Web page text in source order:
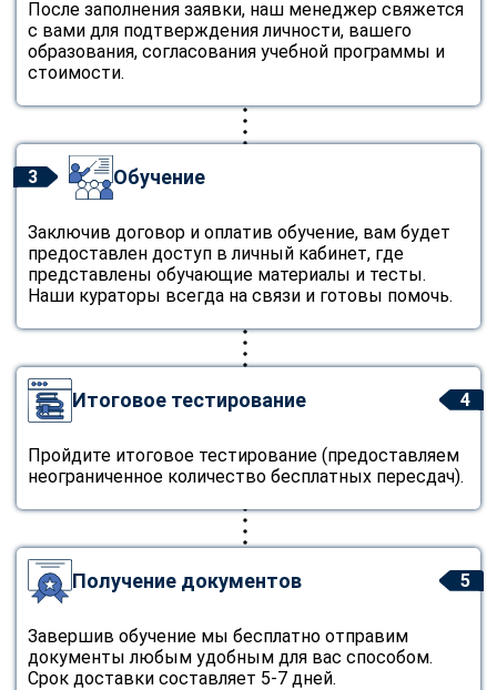
После заполнения заявки, наш менеджер свяжется
с вами для подтверждения личности, вашего
образования, согласования учебной программы и
стоимости.
3 Обучение
Заключив договор и оплатив обучение, вам будет
предоставлен доступ в личный кабинет, где
представлены обучающие материалы и тесты.
Наши кураторы всегда на связи и готовы помочь.
4
Итоговое тестирование
Пройдите итоговое тестирование (предоставляем
неограниченное количество бесплатных пересдач).
5
Получение документов
Завершив обучение мы бесплатно отправим
документы любым удобным для вас способом.
Срок доставки составляет 5-7 дней.